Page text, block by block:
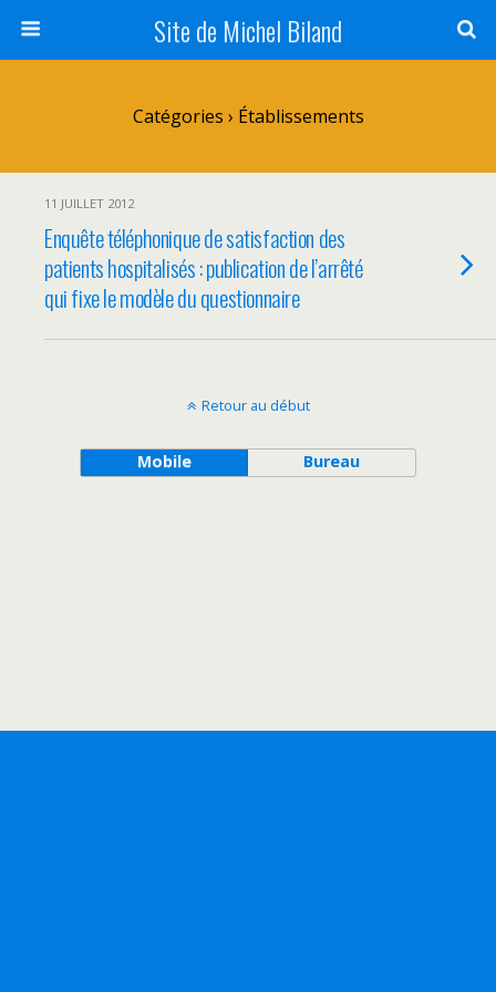
Site de Michel Biland
Catégories › Établissements
11 JUILLET 2012
Enquête téléphonique de satisfaction des
patients hospitalisés : publication de l’arrêté
qui fixe le modèle du questionnaire
Retour au début
Mobile Bureau